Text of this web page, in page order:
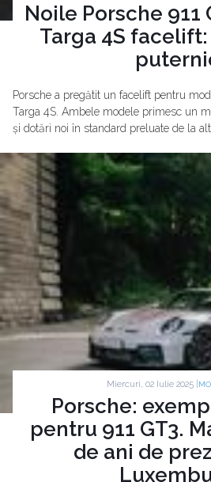
Noile Porsche 911
Targa 4S
Porsche a pregătit un facelift pentru
Targa 4S. Ambele modele primesc un
și dotări noi în standard preluate de la
Miercuri, 02 Iulie 2025 |
Porsche:
pentru 911 GT3.
de ani de